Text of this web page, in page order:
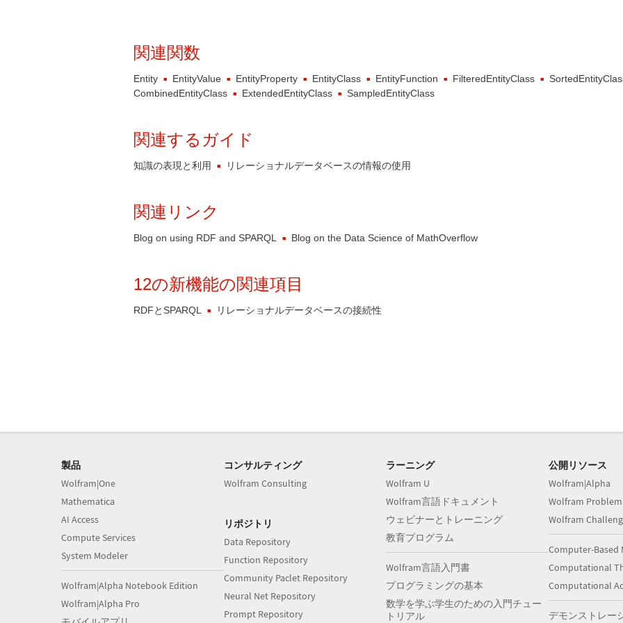
関連関数
Entity EntityValue EntityProperty EntityClass EntityFunction FilteredEntityClass
CombinedEntityClass
ExtendedEntityClass SampledEntityClass
関連するガイド
知識の表現と利用 リレーショナルデータベースの情報の使用
関連リンク
Blog on using RDF and SPARQL Blog on the Data Science of MathOverflow
12の新機能の関連項目
RDFとSPARQL リレーショナルデータベースの接続性
製品
Wolfram|One
Mathematica
AI Access
Compute Services
System Modeler
Wolfram|Alpha Notebook Edition
Wolfram|Alpha Pro
コンサルティング
Wolfram Consulting
リポジトリ
Data Repository
Function Repository
Community Paclet Repository
Neural Net Repository
Prompt Repository
ラーニング
Wolfram U
Wolfram言語ドキュメント
ウェビナーとトレーニング
教育プログラム
Wolfram言語入門書
プログラミングの基本
数学を学ぶ学生のための入門チュー
トリアル
公開リソース
Wolfram|Alpha
Wolfram
Wolfram
Computer-Based
Computational
Computational
デモンストレー